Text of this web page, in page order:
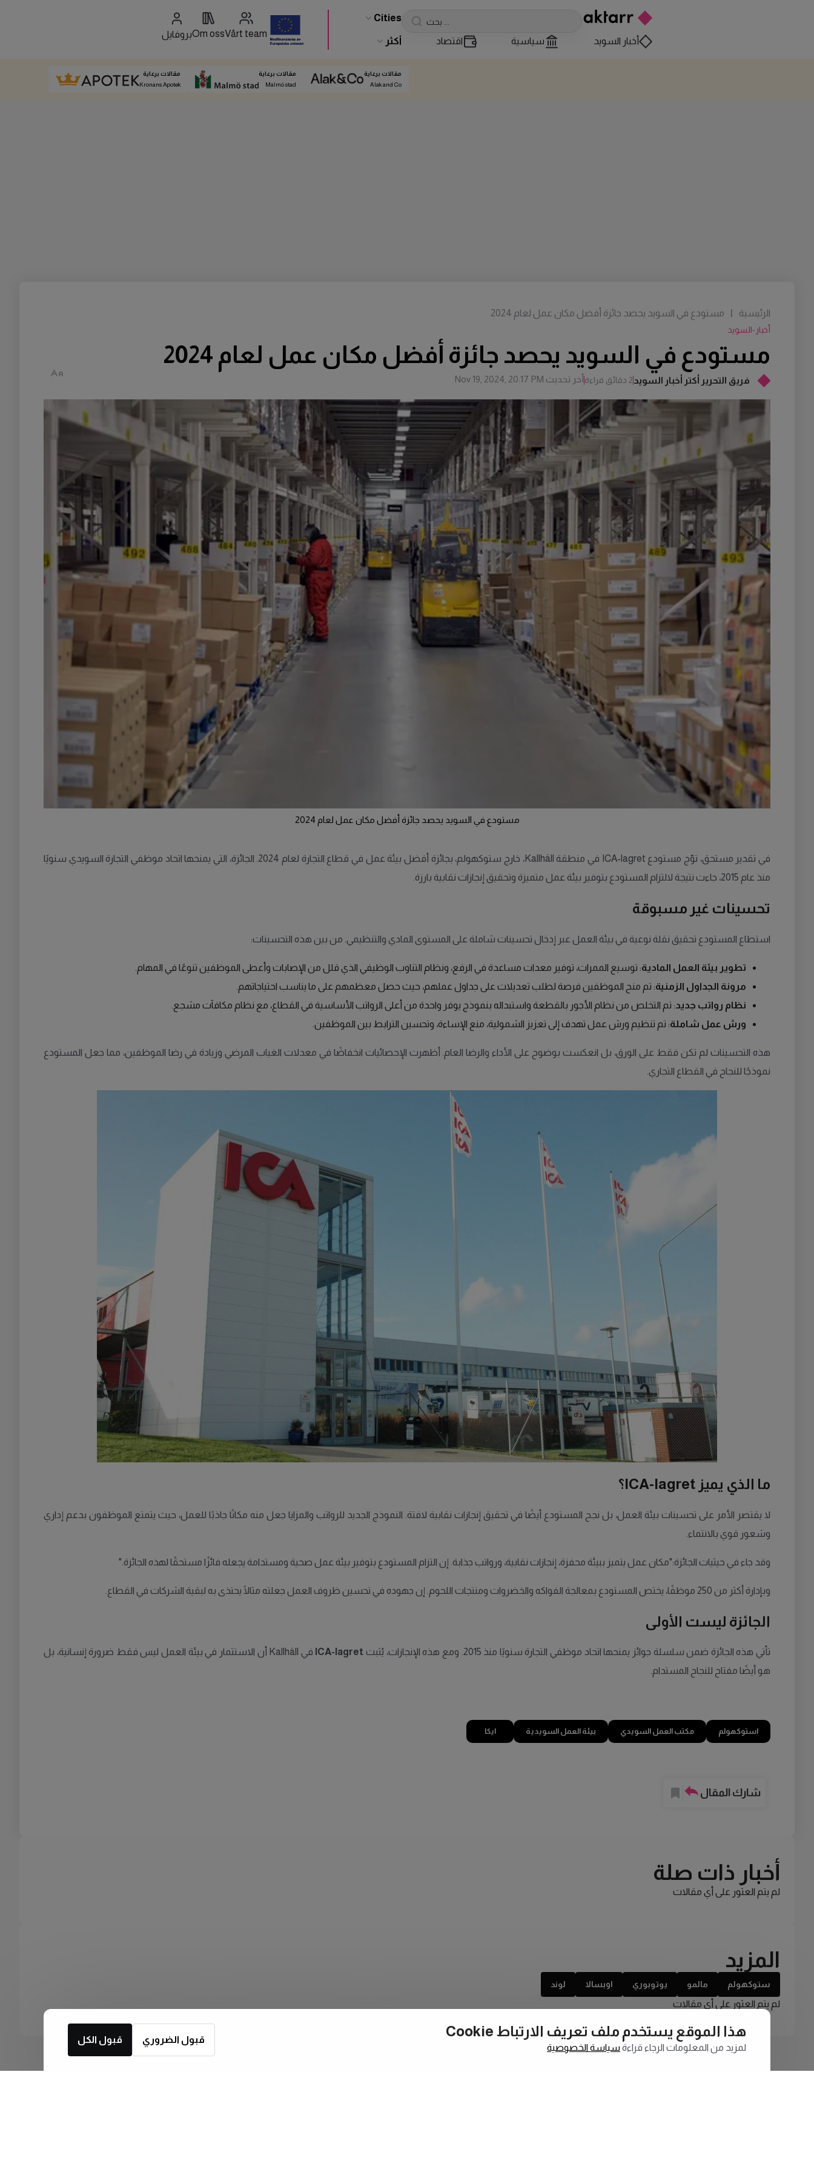
Cities
أخبار السويد سياسية اقتصاد أكثر
Vårt team
Om ossبروفايل
مقالات برعاية
Alak and Co
مقالات برعاية
Malmö stad
مقالات برعاية
Kronans Apotek
فريق التحرير أكتر أخبار السويد2 دقائق قراءة أخر تحديث Nov 19, 2024, 20:17 PM
مستودع في السويد يحصد جائزة أفضل مكان عمل لعام 2024
أخبار-السويد
الرئيسية مستودع في السويد يحصد جائزة أفضل مكان عمل لعام 2024
مستودع في السويد يحصد جائزة أفضل مكان عمل لعام 2024
في تقدير مستحق، توّج مستودع ICA-lagret في منطقة Kallhäll، خارج ستوكهولم، بجائزة أفضل بيئة عمل في قطاع التجارة لعام 2024. الجائزة، التي يمنحها اتحاد موظفي التجارة السويدي سنويًا
منذ عام 2015، جاءت نتيجة لالتزام المستودع بتوفير بيئة عمل متميزة وتحقيق إنجازات نقابية بارزة.
تحسينات غير مسبوقة
استطاع المستودع تحقيق نقلة نوعية في بيئة العمل عبر إدخال تحسينات شاملة على المستوى المادي والتنظيمي. من بين هذه التحسينات:
تطوير بيئة العمل المادية: توسيع الممرات، توفير معدات مساعدة في الرفع، ونظام التناوب الوظيفي الذي قلل من الإصابات وأعطى الموظفين تنوعًا في المهام.
مرونة الجداول الزمنية: تم منح الموظفين فرصة لطلب تعديلات على جداول عملهم، حيث حصل معظمهم على ما يناسب احتياجاتهم.
نظام رواتب جديد: تم التخلص من نظام الأجور بالقطعة واستبداله بنموذج يوفر واحدة من أعلى الرواتب الأساسية في القطاع، مع نظام مكافآت مشجع.
ورش عمل شاملة: تم تنظيم ورش عمل تهدف إلى تعزيز الشمولية، منع الإساءة، وتحسين الترابط بين الموظفين.
هذه التحسينات لم تكن فقط على الورق، بل انعكست بوضوح على الأداء والرضا العام. أظهرت الإحصائيات انخفاضًا في معدلات الغياب المرضي وزيادة في رضا الموظفين، مما جعل المستودع
نموذجًا للنجاح في القطاع التجاري.
ما الذي يميز ICA-lagret؟
لا يقتصر الأمر على تحسينات بيئة العمل، بل نجح المستودع أيضًا في تحقيق إنجازات نقابية لافتة. النموذج الجديد للرواتب والمزايا جعل منه مكانًا جاذبًا للعمل، حيث يتمتع الموظفون بدعم إداري
وشعور قوي بالانتماء.
وقد جاء في حيثيات الجائزة:"مكان عمل يتميز ببيئة محفزة، إنجازات نقابية، ورواتب جذابة. إن التزام المستودع بتوفير بيئة عمل صحية ومستدامة يجعله فائزًا مستحقًا لهذه الجائزة."
وبإدارة أكثر من 250 موظفًا، يختص المستودع بمعالجة الفواكه والخضروات ومنتجات اللحوم. إن جهوده في تحسين ظروف العمل جعلته مثالًا يحتذى به لبقية الشركات في القطاع.
الجائزة ليست الأولى
تأتي هذه الجائزة ضمن سلسلة جوائز يمنحها اتحاد موظفي التجارة سنويًا منذ 2015. ومع هذه الإنجازات، يُثبت ICA-lagret
في Kallhäll أن الاستثمار في بيئة العمل ليس فقط ضرورة إنسانية، بل
هو أيضًا مفتاح للنجاح المستدام.
استوكهولم مكتب العمل السويدي بيئة العمل السويدية ايكا
شارك المقال
أخبار ذات صلة
لم يتم العثور على أي مقالات
المزيد
ستوكهولم مالمو يوتوبوري اوبسالا لوند
لم يتم العثور على أي مقالات
هذا الموقع يستخدم ملف تعريف الارتباط Cookie
لمزيد من المعلومات الرجاء قراءة سياسة الخصوصية
قبول الكل قبول الضروري